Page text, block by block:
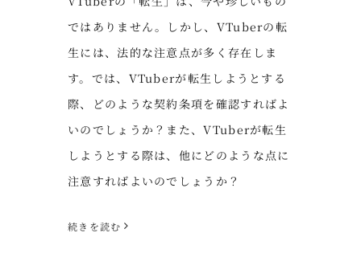
ではありません。しかし、VTuberの転
生には、法的な注意点が多く存在しま
す。では、VTuberが転生しようとする
際、どのような契約条項を確認すればよ
いのでしょうか？また、VTuberが転生
しようとする際は、他にどのような点に
注意すればよいのでしょうか？
続きを読む